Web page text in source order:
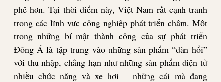
phê hơn. Tại thời điểm này, Việt Nam rất cạnh tranh
trong các lĩnh vực công nghiệp phát triển chậm. Một
trong những bí mật thành công của sự phát triển
Đông Á là tập trung vào những sản phẩm “đàn hổi”
với thu nhập, chẳng hạn như những sản phẩm điện tử
nhiều chức năng và xe hơi – những cái mà đang